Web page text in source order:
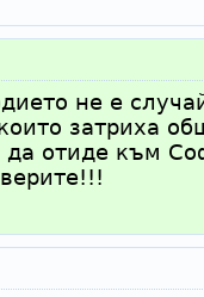
не е
затриха
отиде към